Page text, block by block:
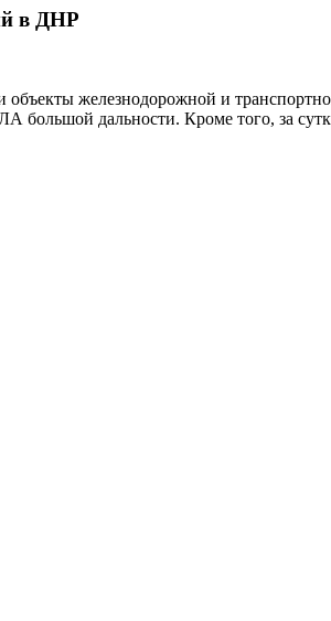
в ДНР
железнодорожной и
большой дальности. Кроме того, за